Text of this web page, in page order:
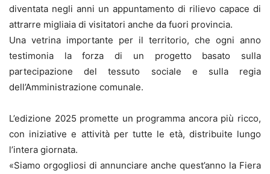
diventata negli anni un appuntamento di rilievo capace di
attrarre migliaia di visitatori anche da fuori provincia.
Una vetrina importante per il territorio, che ogni anno
testimonia la forza di un progetto basato sulla
partecipazione del tessuto sociale e sulla regia
dell’Amministrazione comunale.
L’edizione 2025 promette un programma ancora più ricco,
con iniziative e attività per tutte le età, distribuite lungo
l’intera giornata.
«Siamo orgogliosi di annunciare anche quest’anno la Fiera